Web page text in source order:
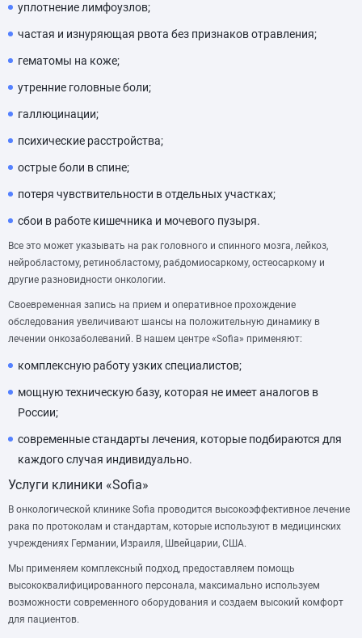
уплотнение лимфоузлов;
частая и изнуряющая рвота без признаков отравления;
гематомы на коже;
утренние головные боли;
галлюцинации;
психические расстройства;
острые боли в спине;
потеря чувствительности в отдельных участках;
сбои в работе кишечника и мочевого пузыря.
Все это может указывать на рак головного и спинного мозга, лейкоз,
нейробластому, ретинобластому, рабдомиосаркому, остеосаркому и
другие разновидности онкологии.
Своевременная запись на прием и оперативное прохождение
обследования увеличивают шансы на положительную динамику в
лечении онкозаболеваний. В нашем центре «Sofia» применяют:
комплексную работу узких специалистов;
мощную техническую базу, которая не имеет аналогов в
России;
современные стандарты лечения, которые подбираются для
каждого случая индивидуально.
Услуги клиники «Sofia»
В онкологической клинике Sofia проводится высокоэффективное лечение
рака по протоколам и стандартам, которые используют в медицинских
учреждениях Германии, Израиля, Швейцарии, США.
Мы применяем комплексный подход, предоставляем помощь
высококвалифицированного персонала, максимально используем
возможности современного оборудования и создаем высокий комфорт
для пациентов.